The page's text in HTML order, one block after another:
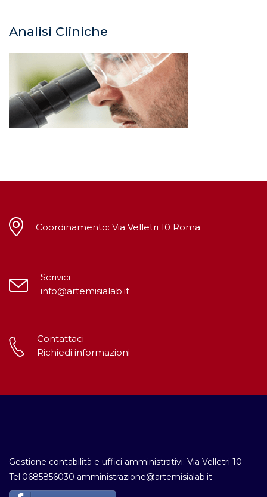
Analisi Cliniche
Coordinamento: Via Velletri 10 Roma
Scrivici
info@artemisialab.it
Contattaci
Richiedi informazioni
Gestione contabilità e uffici amministrativi: Via Velletri 10
Tel.0685856030 amministrazione@artemisialab.it